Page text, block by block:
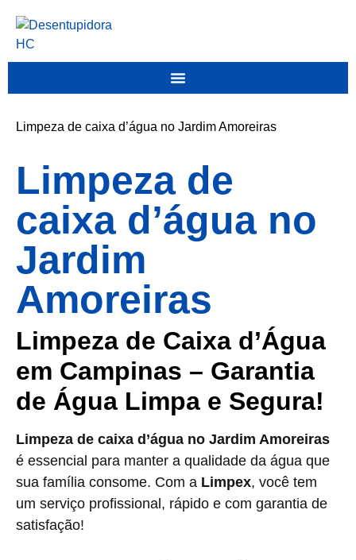
Limpeza de caixa d’água no Jardim Amoreiras
Limpeza de
caixa d’água no
Jardim
Amoreiras
Limpeza de Caixa d’Água
em Campinas – Garantia
de Água Limpa e Segura!
Limpeza de caixa d’água no Jardim Amoreiras
é essencial para manter a qualidade da água que
sua família consome. Com a Limpex, você tem
um serviço profissional, rápido e com garantia de
satisfação!